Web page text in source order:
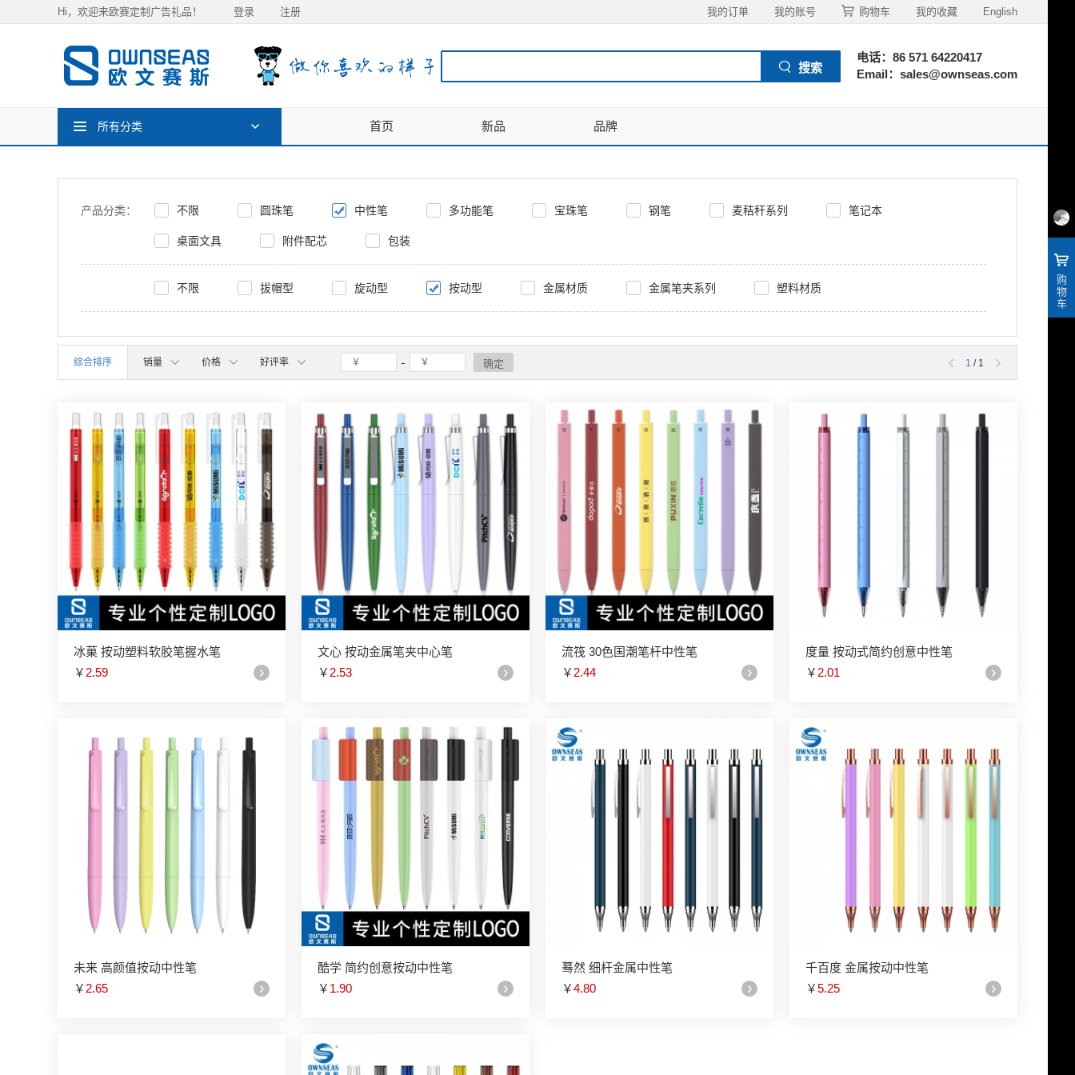
Hi，欢迎来欧赛定制广告礼品！ 登录 注册 English
我的收藏
购物车
我的账号
我的订单
电话：86 571 64220417
Email：sales@ownseas.com
所有分类 首页 新品 品牌
产品分类： 不限 圆珠笔 中性笔 多功能笔 宝珠笔 钢笔 麦秸秆系列 笔记本
桌面文具 附件配芯 包装
不限 拔帽型 旋动型 按动型 金属材质 金属笔夹系列 塑料材质
综合排序 销量 价格 好评率 1 / 1
冰菓 按动塑料软胶笔握水笔
￥ 2.59
文心 按动金属笔夹中心笔
￥ 2.53
流筏 30色国潮笔杆中性笔
￥ 2.44
度量 按动式简约创意中性笔
￥ 2.01
未来 高颜值按动中性笔
￥ 2.65
酷学 简约创意按动中性笔
￥ 1.90
蓦然 细杆金属中性笔
￥4.80
千百度 金属按动中性笔
￥5.25
购
物
车